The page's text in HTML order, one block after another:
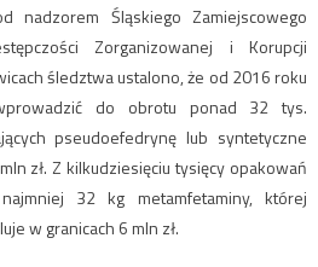
nadzorem Śląskiego Zamiejscowego
Zorganizowanej i Korupcji
śledztwa ustalono, że od 2016 roku
do obrotu ponad 32 tys.
pseudoefedrynę lub syntetyczne
zł. Z kilkudziesięciu tysięcy opakowań
32 kg metamfetaminy, której
w granicach 6 mln zł.